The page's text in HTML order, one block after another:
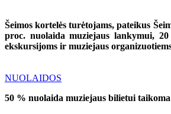
Šeimos kortelės turėtojams, pateikus
proc. nuolaida muziejaus lankymui,
ekskursijoms ir muziejaus
NUOLAIDOS
50 % nuolaida muziejaus bilietui